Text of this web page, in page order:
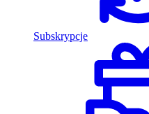
Subskrypcje